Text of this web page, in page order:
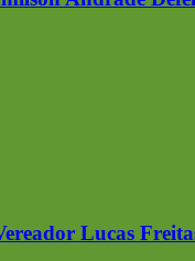
Lucas